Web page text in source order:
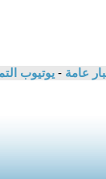
عامة - يوتيوب